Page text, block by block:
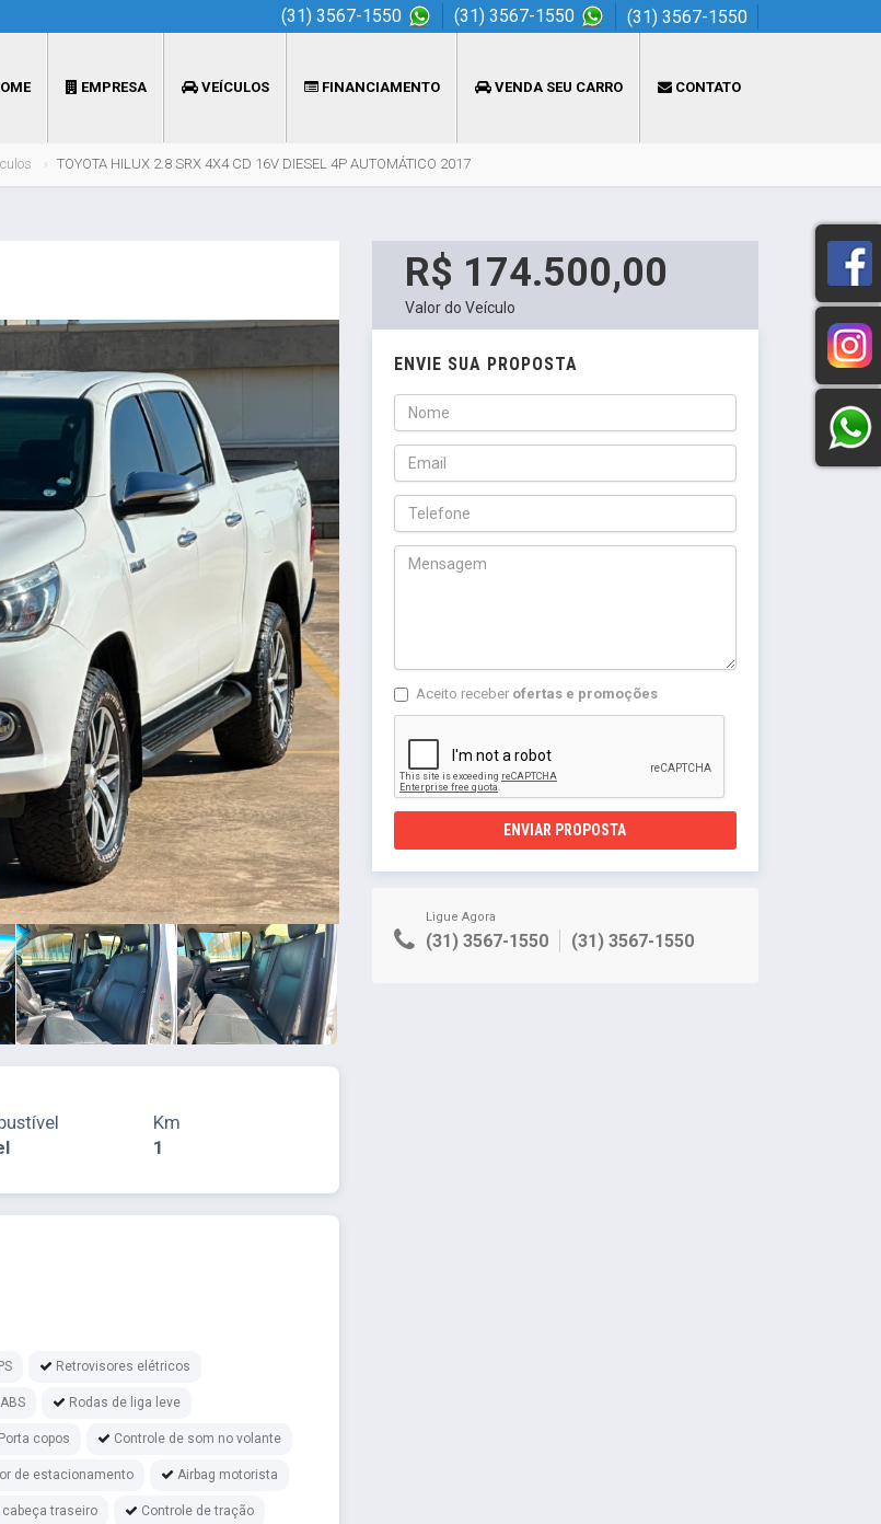
(31) 3567-1550 (31) 3567-1550 (31) 3567-1550
EMPRESA VEÍCULOS FINANCIAMENTO VENDA SEU CARRO CONTATO
TOYOTA HILUX 2.8 SRX 4X4 CD 16V DIESEL 4P AUTOMÁTICO 2017
Km
1
Retrovisores elétricos
Rodas de liga leve
Porta copos Controle de som no volante
de estacionamento Airbag motorista
cabeça traseiro Controle de tração
R$ 174.500,00
Valor do Veículo
ENVIE SUA PROPOSTA
Aceito receber ofertas e promoções
ENVIAR PROPOSTA
Ligue Agora
(31) 3567-1550 (31) 3567-1550